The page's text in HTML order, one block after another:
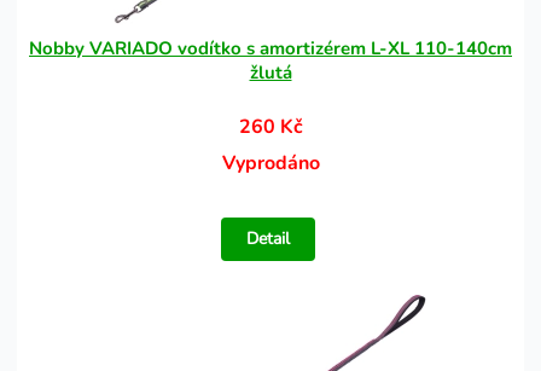
Nobby VARIADO vodítko s amortizérem L-XL 110-140cm
žlutá
260 Kč
Vyprodáno
Detail